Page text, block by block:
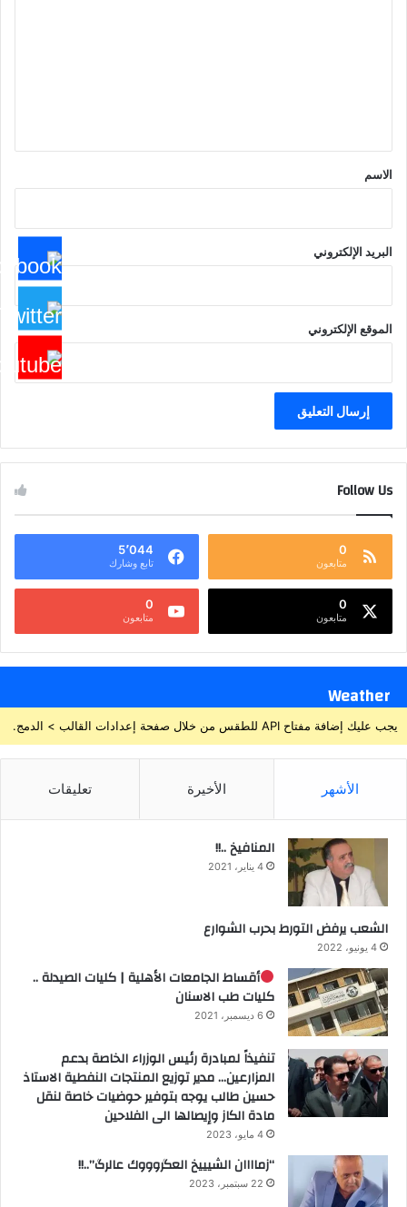
*
الاسم
البريد الإلكتروني
الموقع الإلكتروني
Follow Us
0
متابعون
5٬044
تابع وشارك
0
متابعون
0
متابعون
Weather
يجب عليك إضافة مفتاح API للطقس من خلال صفحة إعدادات القالب > الدمج.
الأشهر الأخيرة تعليقات
المنافيخ ..!!
4 يناير، 2021
الشعب يرفض التورط بحرب الشوارع
4 يونيو، 2022
أقساط الجامعات الأهلية | كليات الصيدلة ..
كليات طب الاسنان
6 ديسمبر، 2021
تنفيذاً لمبادرة رئيس الوزراء الخاصة بدعم
المزارعين… مدير توزيع المنتجات النفطية الاستاذ
حسين طالب يوجه بتوفير حوضيات خاصة لنقل
مادة الكاز وإيصالها الى الفلاحين
4 مايو، 2023
“زماااان الشيييخ العگروووك عالرگ”..!!
22 سبتمبر، 2023